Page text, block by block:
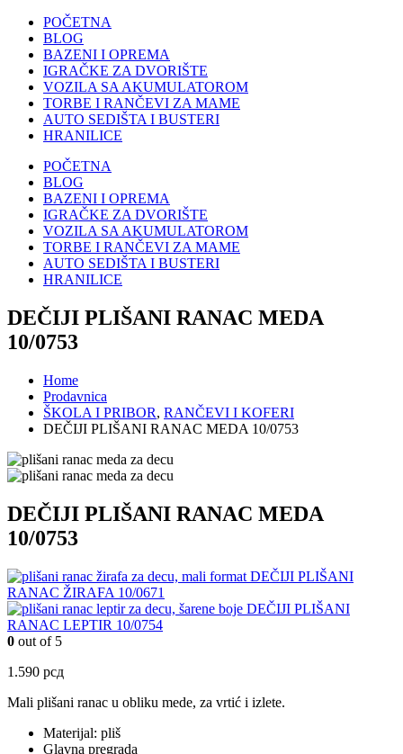
POČETNA
BLOG
BAZENI I OPREMA
IGRAČKE ZA DVORIŠTE
VOZILA SA AKUMULATOROM
TORBE I RANČEVI ZA MAME
AUTO SEDIŠTA I BUSTERI
HRANILICE
POČETNA
BLOG
BAZENI I OPREMA
IGRAČKE ZA DVORIŠTE
VOZILA SA AKUMULATOROM
TORBE I RANČEVI ZA MAME
AUTO SEDIŠTA I BUSTERI
HRANILICE
DEČIJI PLIŠANI RANAC MEDA
10/0753
Home
Prodavnica
ŠKOLA I PRIBOR, RANČEVI I KOFERI
DEČIJI PLIŠANI RANAC MEDA 10/0753
DEČIJI PLIŠANI RANAC MEDA
10/0753
DEČIJI PLIŠANI
RANAC ŽIRAFA 10/0671
DEČIJI PLIŠANI
RANAC LEPTIR 10/0754
0 out of 5
1.590 рсд
Mali plišani ranac u obliku mede, za vrtić i izlete.
Materijal: pliš
Glavna pregrada